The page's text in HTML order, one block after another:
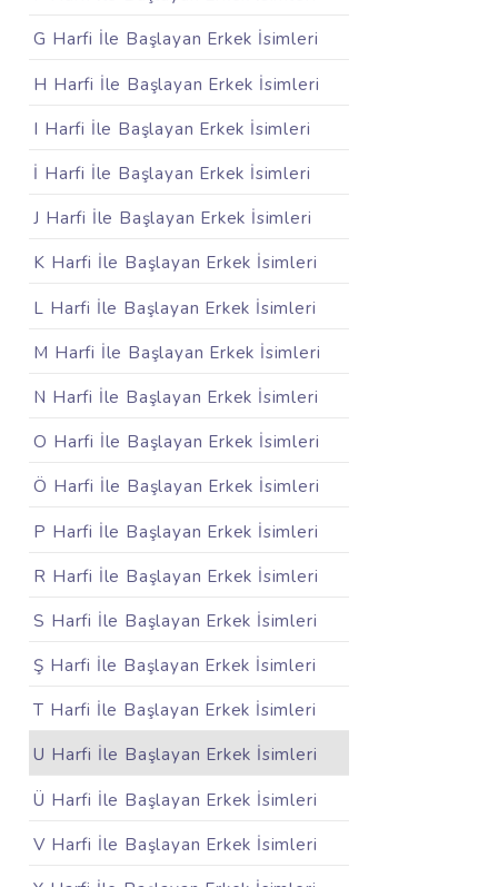
G Harfi İle Başlayan Erkek İsimleri
H Harfi İle Başlayan Erkek İsimleri
I Harfi İle Başlayan Erkek İsimleri
İ Harfi İle Başlayan Erkek İsimleri
J Harfi İle Başlayan Erkek İsimleri
K Harfi İle Başlayan Erkek İsimleri
L Harfi İle Başlayan Erkek İsimleri
M Harfi İle Başlayan Erkek İsimleri
N Harfi İle Başlayan Erkek İsimleri
O Harfi İle Başlayan Erkek İsimleri
Ö Harfi İle Başlayan Erkek İsimleri
P Harfi İle Başlayan Erkek İsimleri
R Harfi İle Başlayan Erkek İsimleri
S Harfi İle Başlayan Erkek İsimleri
Ş Harfi İle Başlayan Erkek İsimleri
T Harfi İle Başlayan Erkek İsimleri
U Harfi İle Başlayan Erkek İsimleri
Ü Harfi İle Başlayan Erkek İsimleri
V Harfi İle Başlayan Erkek İsimleri